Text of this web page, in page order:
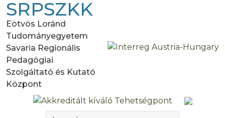
SRPSZKK
Eötvös Loránd
Tudományegyetem
Savaria Regionális
Pedagógiai
Szolgáltató és Kutató
Központ